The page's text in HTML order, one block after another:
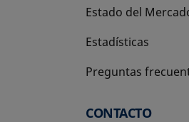
Estado del
Estadísticas
Preguntas
CONTACTO